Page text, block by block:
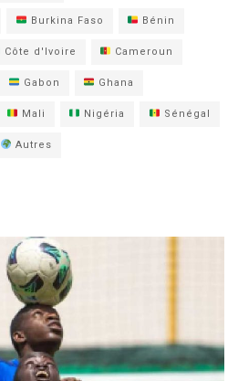
Burkina Faso Bénin
Côte d'Ivoire Cameroun
Gabon Ghana
Mali Nigéria Sénégal
Autres